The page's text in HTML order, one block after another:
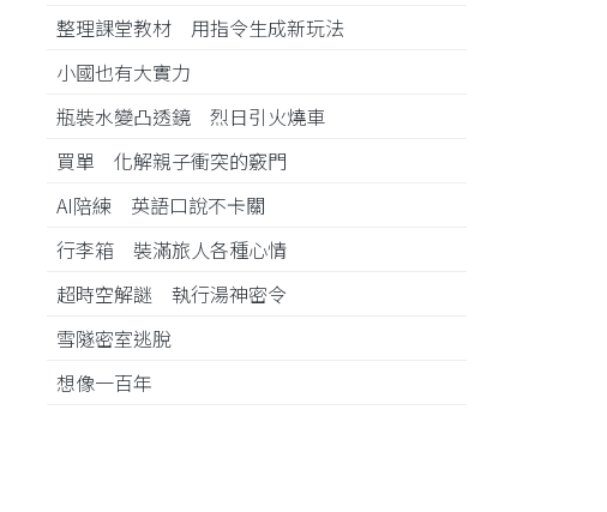
整理課堂教材 用指令生成新玩法
小國也有大實力
瓶裝水變凸透鏡 烈日引火燒車
買單 化解親子衝突的竅門
AI陪練 英語口說不卡關
行李箱 裝滿旅人各種心情
超時空解謎 執行湯神密令
雪隧密室逃脫
想像一百年